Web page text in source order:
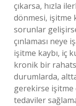
çıkarsa, hızla
dönmesi, işitme
sorunlar
çınlaması neye
işitme kaybı, iç
kronik bir
durumlarda,
gerekirse işitme
tedaviler